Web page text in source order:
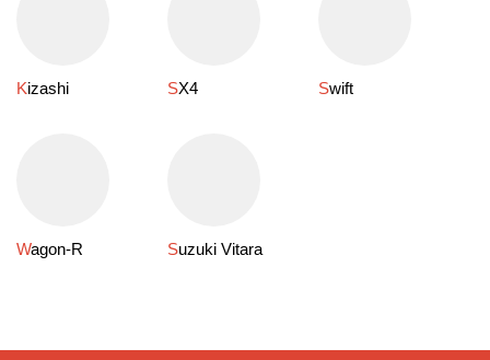
Kizashi SX4 Swift
Wagon-R Suzuki Vitara